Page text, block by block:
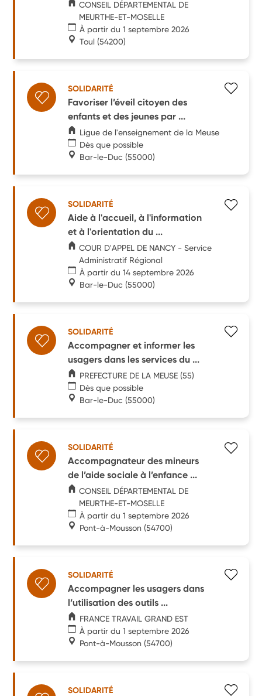
CONSEIL DÉPARTEMENTAL DE
MEURTHE-ET-MOSELLE
À partir du 1 septembre 2026
Toul (54200)
SOLIDARITÉ
Favoriser l’éveil citoyen des
enfants et des jeunes par ...
Ligue de l'enseignement de la Meuse
Dès que possible
Bar-le-Duc (55000)
SOLIDARITÉ
Aide à l'accueil, à l'information
et à l'orientation du ...
COUR D'APPEL DE NANCY - Service
Administratif Régional
À partir du 14 septembre 2026
Bar-le-Duc (55000)
SOLIDARITÉ
Accompagner et informer les
usagers dans les services du ...
PREFECTURE DE LA MEUSE (55)
Dès que possible
Bar-le-Duc (55000)
SOLIDARITÉ
Accompagnateur des mineurs
de l’aide sociale à l’enfance ...
CONSEIL DÉPARTEMENTAL DE
MEURTHE-ET-MOSELLE
À partir du 1 septembre 2026
Pont-à-Mousson (54700)
SOLIDARITÉ
Accompagner les usagers dans
l’utilisation des outils ...
FRANCE TRAVAIL GRAND EST
À partir du 1 septembre 2026
Pont-à-Mousson (54700)
SOLIDARITÉ